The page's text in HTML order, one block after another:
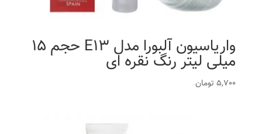
واریاسیون آلبورا مدل E13 حجم 15
میلی لیتر رنگ نقره ای
5,700 تومان